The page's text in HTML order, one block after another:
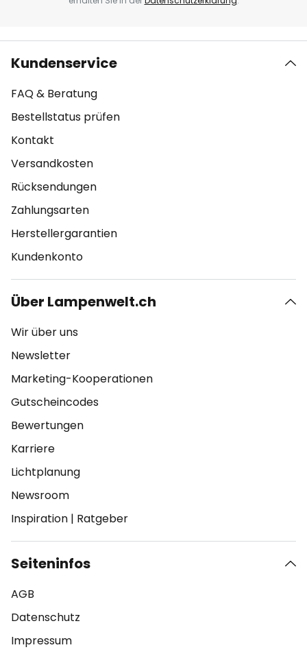
Kundenservice
FAQ & Beratung
Bestellstatus prüfen
Kontakt
Versandkosten
Rücksendungen
Zahlungsarten
Herstellergarantien
Kundenkonto
Über Lampenwelt.ch
Wir über uns
Newsletter
Marketing-Kooperationen
Gutscheincodes
Bewertungen
Karriere
Lichtplanung
Newsroom
Inspiration | Ratgeber
Seiteninfos
AGB
Datenschutz
Impressum